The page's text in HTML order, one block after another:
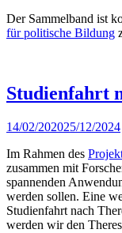
Der Sammelband ist
für politische Bildung
Studienfahrt
14/02/202025/12/2024
Im Rahmen des
zusammen mit
spannenden
werden sollen. Eine
Studienfahrt nach
werden wir den